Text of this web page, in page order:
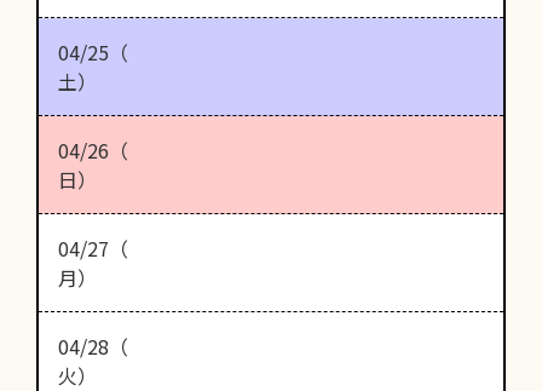
04/25（
土）
04/26（
日）
04/27（
月）
04/28（
火）